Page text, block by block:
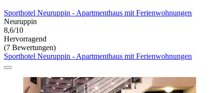
Sporthotel Neuruppin - Apartmenthaus mit Ferienwohnungen
Neuruppin
8,6/10
Hervorragend
(7 Bewertungen)
Sporthotel Neuruppin - Apartmenthaus mit Ferienwohnungen